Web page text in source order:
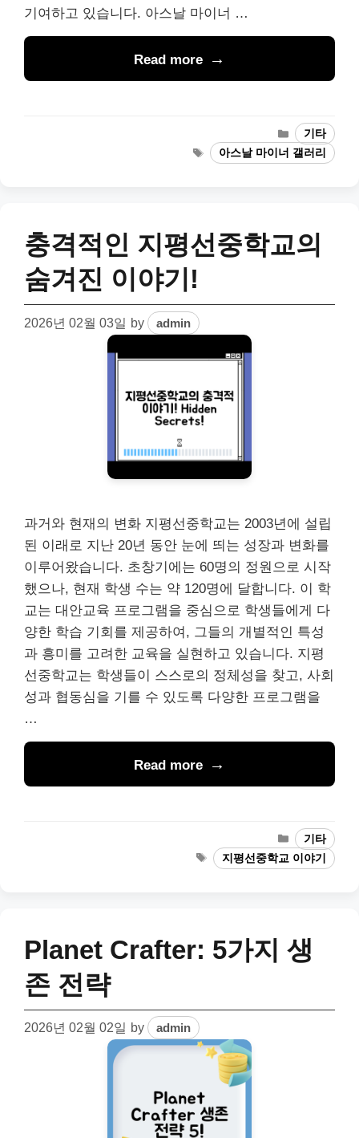
기여하고 있습니다. 아스날 마이너 …
Read more
Categories
기타
Tags아스날 마이너 갤러리
충격적인 지평선중학교의
숨겨진 이야기!
2026년 02월 03일 by admin
과거와 현재의 변화 지평선중학교는 2003년에 설립
된 이래로 지난 20년 동안 눈에 띄는 성장과 변화를
이루어왔습니다. 초창기에는 60명의 정원으로 시작
했으나, 현재 학생 수는 약 120명에 달합니다. 이 학
교는 대안교육 프로그램을 중심으로 학생들에게 다
양한 학습 기회를 제공하여, 그들의 개별적인 특성
과 흥미를 고려한 교육을 실현하고 있습니다. 지평
선중학교는 학생들이 스스로의 정체성을 찾고, 사회
성과 협동심을 기를 수 있도록 다양한 프로그램을
…
Read more
Categories
기타
Tags지평선중학교 이야기
Planet Crafter: 5가지 생
존 전략
2026년 02월 02일 by admin